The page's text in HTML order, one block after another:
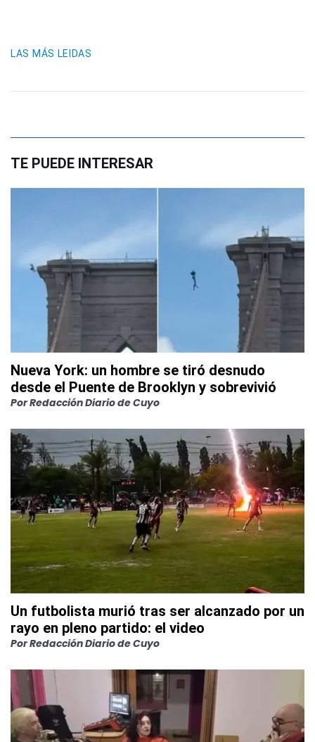
LAS MÁS LEIDAS
TE PUEDE INTERESAR
Nueva York: un hombre se tiró desnudo
desde el Puente de Brooklyn y sobrevivió
PorRedacción Diario de Cuyo
Un futbolista murió tras ser alcanzado por un
rayo en pleno partido: el video
PorRedacción Diario de Cuyo